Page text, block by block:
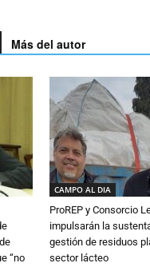
Más del autor
“no
CAMPO AL DIA
ProREP y Consorcio
impulsarán la
gestión de residuos
sector lácteo